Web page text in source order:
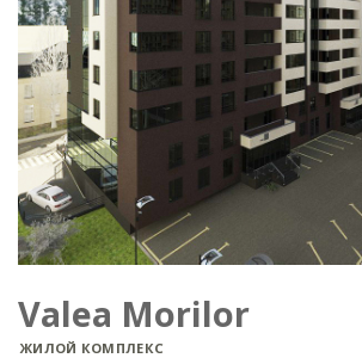
Valea Morilor
ЖИЛОЙ КОМПЛЕКС